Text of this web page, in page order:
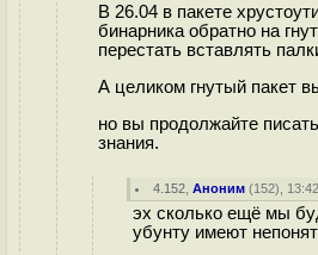
В 26.04 в пакете
бинарника обратно на
перестать вставлять
А целиком гнутый пакет
но вы продолжайте
знания.
4.152 ,Аноним (152),
эх сколько ещё мы
убунту имеют